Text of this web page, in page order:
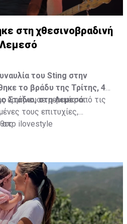
στη χθεσινοβραδινή
Λεμεσό
του Sting στην
το βράδυ της Τρίτης, 4
Στάδιο, στη Λεμεσό.
ερμήνευσε μερικές από τις
τους επιτυχίες,
στο ilovestyle